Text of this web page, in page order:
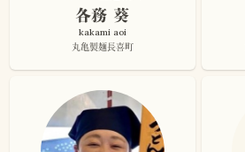
各務 葵
kakami aoi
丸亀製麺長喜町